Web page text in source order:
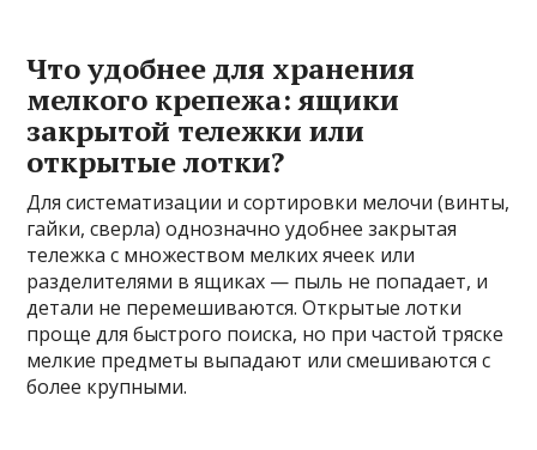
Что удобнее для хранения
мелкого крепежа: ящики
закрытой тележки или
открытые лотки?
Для систематизации и сортировки мелочи (винты,
гайки, сверла) однозначно удобнее закрытая
тележка с множеством мелких ячеек или
разделителями в ящиках — пыль не попадает, и
детали не перемешиваются. Открытые лотки
проще для быстрого поиска, но при частой тряске
мелкие предметы выпадают или смешиваются с
более крупными.